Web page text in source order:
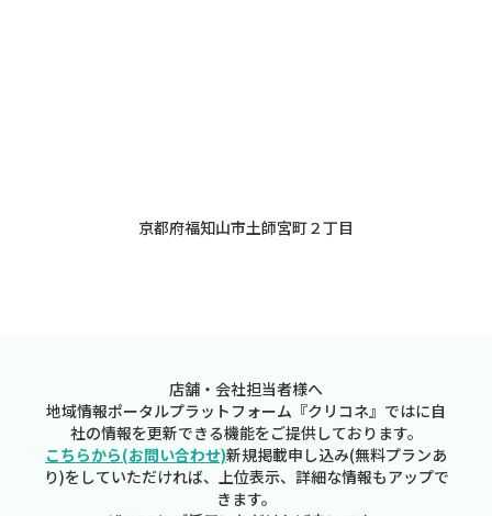
京都府福知山市土師宮町２丁目
店舗・会社担当者様へ
地域情報ポータルプラットフォーム『クリコネ』ではに自
社の情報を更新できる機能をご提供しております。
こちらから(お問い合わせ)新規掲載申し込み(無料プランあ
り)をしていただければ、上位表示、詳細な情報もアップで
きます。